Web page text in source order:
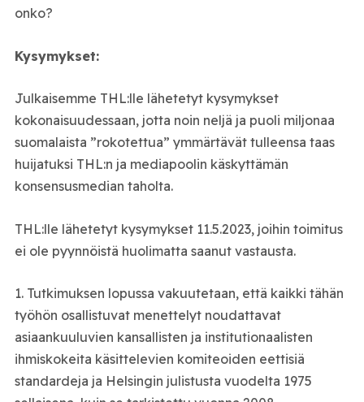
onko?
Kysymykset:
Julkaisemme THL:lle lähetetyt kysymykset
kokonaisuudessaan, jotta noin neljä ja puoli miljonaa
suomalaista ”rokotettua” ymmärtävät tulleensa taas
huijatuksi THL:n ja mediapoolin käskyttämän
konsensusmedian taholta.
THL:lle lähetetyt kysymykset 11.5.2023, joihin toimitus
ei ole pyynnöistä huolimatta saanut vastausta.
1. Tutkimuksen lopussa vakuutetaan, että kaikki tähän
työhön osallistuvat menettelyt noudattavat
asiaankuuluvien kansallisten ja institutionaalisten
ihmiskokeita käsittelevien komiteoiden eettisiä
standardeja ja Helsingin julistusta vuodelta 1975